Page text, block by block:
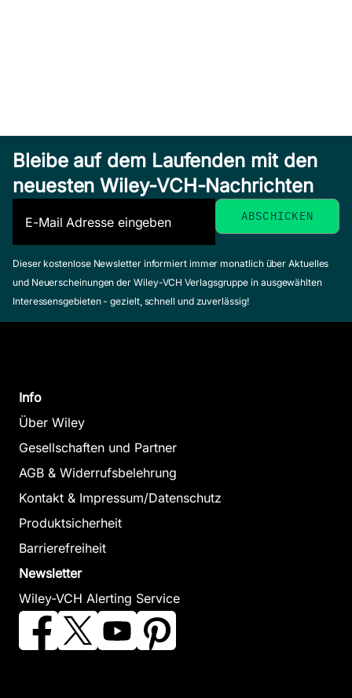
Bleibe auf dem Laufenden mit den
neuesten Wiley-VCH-Nachrichten
Dieser kostenlose Newsletter informiert immer monatlich über Aktuelles
und Neuerscheinungen der Wiley-VCH Verlagsgruppe in ausgewählten
Interessensgebieten - gezielt, schnell und zuverlässig!
Info
Über Wiley
Gesellschaften und Partner
AGB & Widerrufsbelehrung
Kontakt & Impressum/Datenschutz
Produktsicherheit
Barrierefreiheit
Newsletter
Wiley-VCH Alerting Service